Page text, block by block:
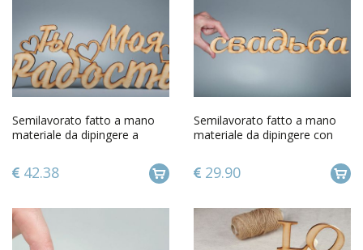
Semilavorato fatto a mano
materiale da dipingere a
42.38
Semilavorato fatto a mano
materiale da dipingere con
29.90